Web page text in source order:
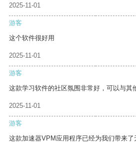
2025-11-01
游客
这个软件很好用
2025-11-01
游客
这款学习软件的社区氛围非常好，可以与其
2025-11-01
游客
这款加速器VPM应用程序已经为我们带来了